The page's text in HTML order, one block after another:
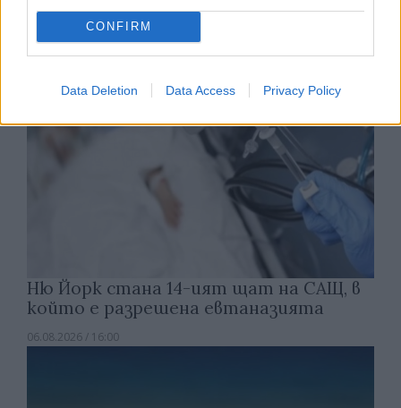
CONFIRM
Data Deletion Data Access Privacy Policy
06.08.2026 / 16:30
Ню Йорк стана 14-ият щат на САЩ, в
който е разрешена евтаназията
06.08.2026 / 16:00